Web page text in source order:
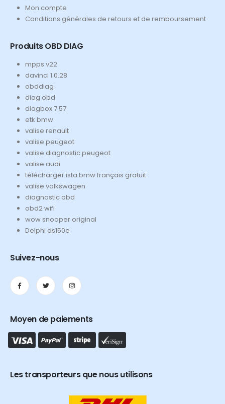
Mon compte
Conditions générales de retours et de remboursement
Produits OBD DIAG
mpps v22
davinci 1.0.28
obddiag
diag obd
diagbox 7.57
etk bmw
valise renault
valise peugeot
valise diagnostic peugeot
valise audi
télécharger ista bmw français gratuit
valise volkswagen
diagnostic obd
obd2 wifi
wow snooper original
Delphi ds150e
Suivez-nous
Moyen de paiements
Les transporteurs que nous utilisons